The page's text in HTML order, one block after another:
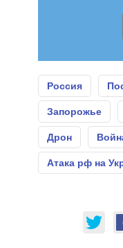
Россия
Запорожье
Дрон
Атака рф на